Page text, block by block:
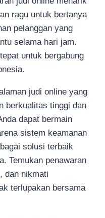
ragu untuk bertanya
pelanggan yang
selama hari jam.
untuk bergabung
judi online yang
berkualitas tinggi dan
dapat bermain
sistem keamanan
solusi terbaik
Temukan penawaran
dan nikmati
terlupakan bersama